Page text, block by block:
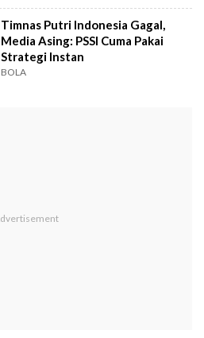
Timnas Putri Indonesia Gagal,
Media Asing: PSSI Cuma Pakai
Strategi Instan
BOLA